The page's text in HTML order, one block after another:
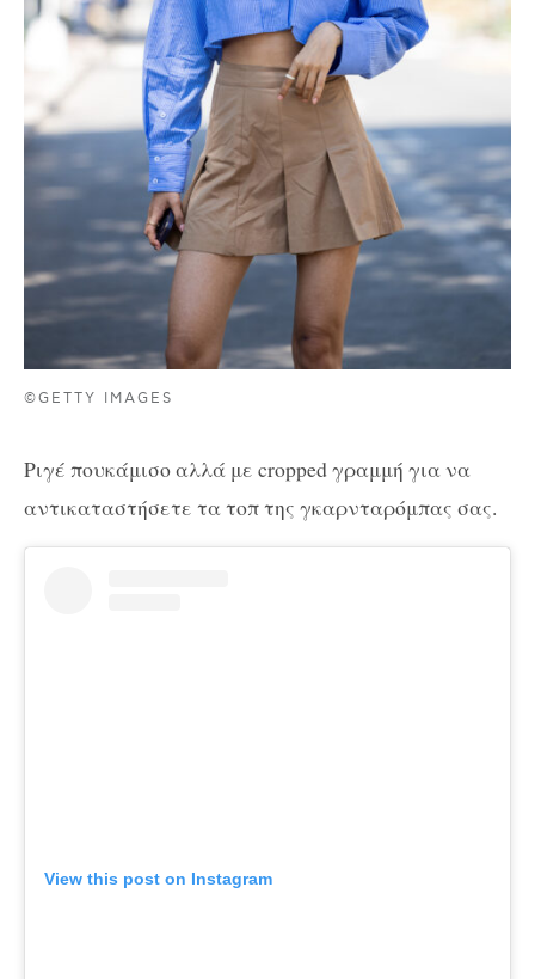
©GETTY IMAGES
Ριγέ πουκάμισο αλλά με cropped γραμμή για να
αντικαταστήσετε τα τοπ της γκαρνταρόμπας σας.
View this post on Instagram